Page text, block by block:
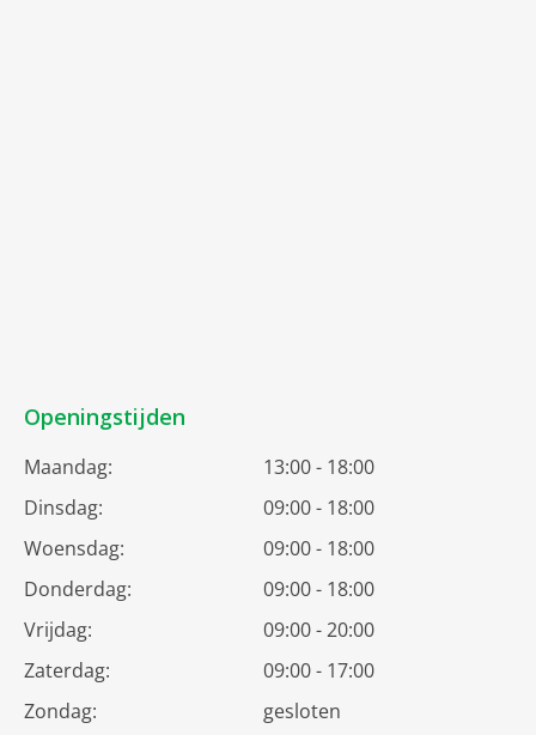
Openingstijden
Maandag:
13:00 - 18:00
Dinsdag:
09:00 - 18:00
Woensdag:
09:00 - 18:00
Donderdag:
09:00 - 18:00
Vrijdag:
09:00 - 20:00
Zaterdag:
09:00 - 17:00
Zondag:
gesloten